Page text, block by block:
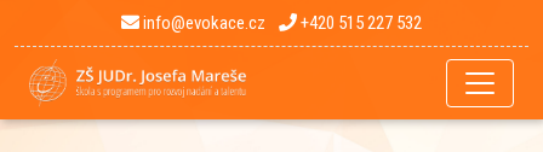
info@evokace.cz +420 515 227 532